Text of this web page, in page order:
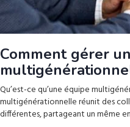
Comment gérer
Qu’est-ce qu’une équipe
multigénérationnelle réunit des
différentes, partageant un même